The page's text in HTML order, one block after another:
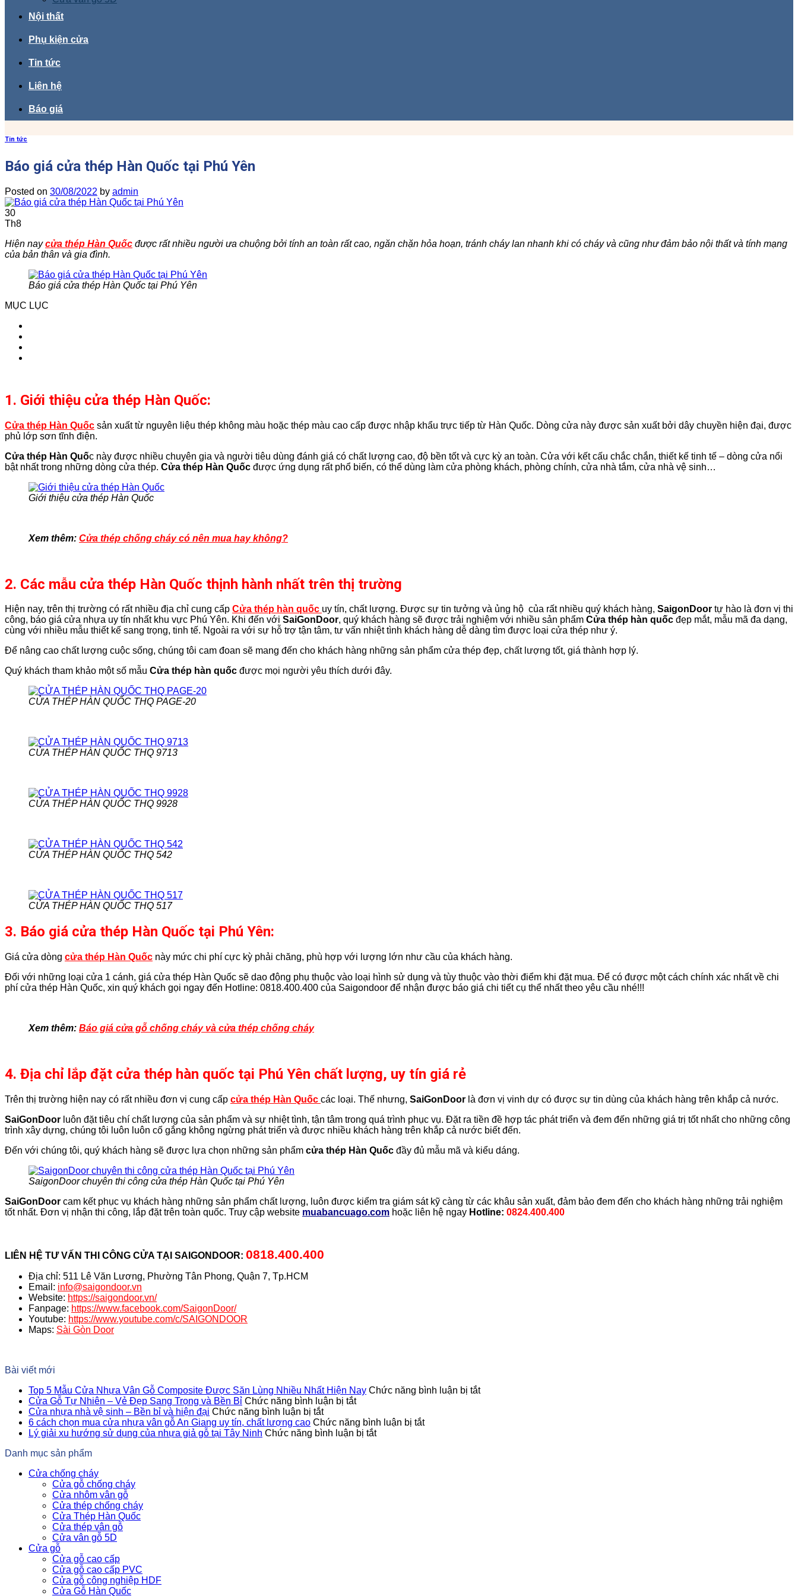
Nội thất
Phụ kiện cửa
Tin tức
Liên hệ
Báo giá
Tin tức
Báo giá cửa thép Hàn Quốc tại Phú Yên
Posted on 30/08/2022 by admin
30
Th8
Hiện naycửa thép Hàn Quốc được rất nhiều người ưa chuộng bởi tính an toàn rất cao, ngăn chặn hỏa hoạn, tránh cháy lan nhanh khi có cháy và cũng như đảm bảo nội thất và tính mạng
của bản thân và gia đình.
Báo giá cửa thép Hàn Quốc tại Phú Yên
MỤC LỤC
1. Giới thiệu cửa thép Hàn Quốc:
Cửa thép Hàn Quốc sản xuất từ nguyên liệu thép không màu hoặc thép màu cao cấp được nhập khẩu trực tiếp từ Hàn Quốc. Dòng cửa này được sản xuất bởi dây chuyền hiện đại, được
phủ lớp sơn tĩnh điện.
Cửa thép Hàn Quốc này được nhiều chuyên gia và người tiêu dùng đánh giá có chất lượng cao, độ bền tốt và cực kỳ an toàn. Cửa với kết cấu chắc chắn, thiết kế tinh tế – dòng cửa nổi
bật nhất trong những dòng cửa thép. Cửa thép Hàn Quốc được ứng dụng rất phổ biến, có thể dùng làm cửa phòng khách, phòng chính, cửa nhà tắm, cửa nhà vệ sinh…
Giới thiệu cửa thép Hàn Quốc
Xem thêm: Cửa thép chống cháy có nên mua hay không?
2. Các mẫu cửa thép Hàn Quốc thịnh hành nhất trên thị trường
Hiện nay, trên thị trường có rất nhiều địa chỉ cung cấp Cửa thép hàn quốc uy tín, chất lượng. Được sự tin tưởng và ủng hộ của rất nhiều quý khách hàng, SaigonDoor tự hào là đơn vị thi
công, báo giá cửa nhựa uy tín nhất khu vực Phú Yên. Khi đến với SaiGonDoor, quý khách hàng sẽ được trải nghiệm với nhiều sản phẩm Cửa thép hàn quốc đẹp mắt, mẫu mã đa dạng,
cùng với nhiều mẫu thiết kế sang trọng, tinh tế. Ngoài ra với sự hỗ trợ tận tâm, tư vấn nhiệt tình khách hàng dễ dàng tìm được loại cửa thép như ý.
Để nâng cao chất lượng cuộc sống, chúng tôi cam đoan sẽ mang đến cho khách hàng những sản phẩm cửa thép đẹp, chất lượng tốt, giá thành hợp lý.
Quý khách tham khảo một số mẫu Cửa thép hàn quốc được mọi người yêu thích dưới đây.
CỬA THÉP HÀN QUỐC THQ PAGE-20
CỬA THÉP HÀN QUỐC THQ 9713
CỬA THÉP HÀN QUỐC THQ 9928
CỬA THÉP HÀN QUỐC THQ 542
CỬA THÉP HÀN QUỐC THQ 517
3. Báo giá cửa thép Hàn Quốc tại Phú Yên:
Giá cửa dòng cửa thép Hàn Quốc này mức chi phí cực kỳ phải chăng, phù hợp với lượng lớn như cầu của khách hàng.
Đối với những loại cửa 1 cánh, giá cửa thép Hàn Quốc sẽ dao động phụ thuộc vào loại hình sử dụng và tùy thuộc vào thời điểm khi đặt mua. Để có được một cách chính xác nhất về chi
phí cửa thép Hàn Quốc, xin quý khách gọi ngay đến Hotline: 0818.400.400 của Saigondoor để nhận được báo giá chi tiết cụ thể nhất theo yêu cầu nhé!!!
Xem thêm: Báo giá cửa gỗ chống cháy và cửa thép chống cháy
4. Địa chỉ lắp đặt cửa thép hàn quốc tại Phú Yên chất lượng, uy tín giá rẻ
Trên thị trường hiện nay có rất nhiều đơn vị cung cấp cửa thép Hàn Quốc các loại. Thế nhưng, SaiGonDoor là đơn vị vinh dự có được sự tin dùng của khách hàng trên khắp cả nước.
SaiGonDoor luôn đặt tiêu chí chất lượng của sản phẩm và sự nhiệt tình, tận tâm trong quá trình phục vụ. Đặt ra tiền đề hợp tác phát triển và đem đến những giá trị tốt nhất cho những công
trình xây dựng, chúng tôi luôn luôn cố gắng không ngừng phát triển và được nhiều khách hàng trên khắp cả nước biết đến.
Đến với chúng tôi, quý khách hàng sẽ được lựa chọn những sản phẩm cửa thép Hàn Quốc đầy đủ mẫu mã và kiểu dáng.
SaigonDoor chuyên thi công cửa thép Hàn Quốc tại Phú Yên
SaiGonDoor cam kết phục vụ khách hàng những sản phẩm chất lượng, luôn được kiểm tra giám sát kỹ càng từ các khâu sản xuất, đảm bảo đem đến cho khách hàng những trải nghiệm
tốt nhất. Đơn vị nhận thi công, lắp đặt trên toàn quốc. Truy cập website muabancuago.com hoặc liên hệ ngay Hotline: 0824.400.400
LIÊN HỆ TƯ VẤN THI CÔNG CỬA TẠI SAIGONDOOR: 0818.400.400
Địa chỉ: 511 Lê Văn Lương, Phường Tân Phong, Quận 7, Tp.HCM
Email: info@saigondoor.vn
Website: https://saigondoor.vn/
Fanpage: https://www.facebook.com/SaigonDoor/
Youtube: https://www.youtube.com/c/SAIGONDOOR
Maps: Sài Gòn Door
Bài viết mới
Top 5 Mẫu Cửa Nhựa Vân Gỗ Composite Được Săn Lùng Nhiều Nhất Hiện Nay Chức năng bình luận bị tắtở
Cửa Gỗ Tự Nhiên – Vẻ Đẹp Sang Trọng và Bền Bỉ Chức năng bình luận bị tắtở
Gỗ
Tự
Cửa nhựa nhà vệ sinh – Bền bỉ và hiện đại Chức năng bình luận bị tắtở
Cửa
nhựa
6 cách chọn mua cửa nhựa vân gỗ An Giang uy tín, chất lượng cao Chức năng bình luận bị tắtở
Lý giải xu hướng sử dụng của nhựa giả gỗ tại Tây Ninh Chức năng bình luận bị tắtở
Danh mục sản phẩm
Cửa chống cháy
Cửa gỗ chống cháy
Cửa nhôm vân gỗ
Cửa thép chống cháy
Cửa Thép Hàn Quốc
Cửa thép vân gỗ
Cửa vân gỗ 5D
Cửa gỗ
Cửa gỗ cao cấp
Cửa gỗ cao cấp PVC
Cửa gỗ công nghiệp HDF
Cửa Gỗ Hàn Quốc